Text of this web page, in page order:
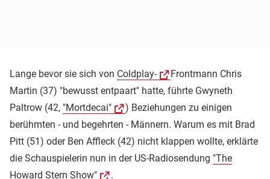
Lange bevor sie sich von Coldplay-
Frontmann Chris
Martin (37) "bewusst entpaart" hatte, führte Gwyneth
Paltrow (42, "Mortdecai"
) Beziehungen zu einigen
berühmten - und begehrten - Männern. Warum es mit Brad
Pitt (51) oder Ben Affleck (42) nicht klappen wollte, erklärte
die Schauspielerin nun in der US-Radiosendung "The
Howard Stern Show"
.